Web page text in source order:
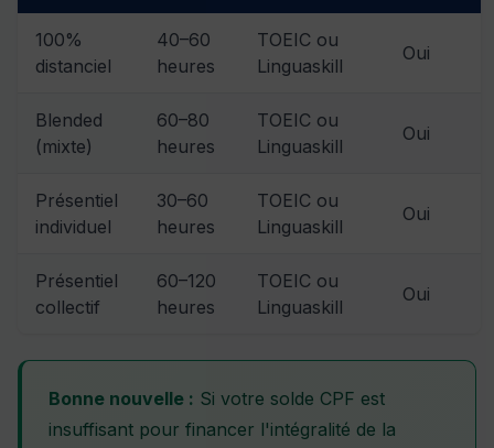
100%
distanciel
40–60
heures
TOEIC ou
Linguaskill
Oui
Blended
(mixte)
60–80
heures
TOEIC ou
Linguaskill
Oui
Présentiel
individuel
30–60
heures
TOEIC ou
Linguaskill
Oui
Présentiel
collectif
60–120
heures
TOEIC ou
Linguaskill
Oui
Bonne nouvelle : Si votre solde CPF est
insuffisant pour financer l'intégralité de la